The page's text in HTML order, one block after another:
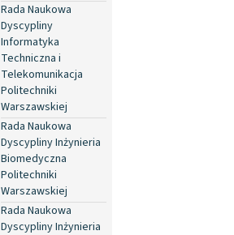
Rada Naukowa
Dyscypliny
Informatyka
Techniczna i
Telekomunikacja
Politechniki
Warszawskiej
Rada Naukowa
Dyscypliny Inżynieria
Biomedyczna
Politechniki
Warszawskiej
Rada Naukowa
Dyscypliny Inżynieria